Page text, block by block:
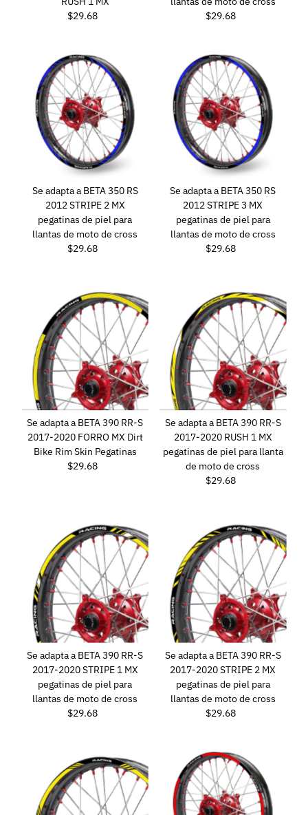
Precio
$29.68
Precio
$29.68
Se adapta a BETA 350 RS
2012 STRIPE 2 MX
pegatinas de piel para
llantas de moto de cross
Precio
$29.68
Se adapta a BETA 350 RS
2012 STRIPE 3 MX
pegatinas de piel para
llantas de moto de cross
Precio
$29.68
Se adapta a BETA 390 RR-S
2017-2020 FORRO MX Dirt
Bike Rim Skin Pegatinas
Precio
$29.68
Se adapta a BETA 390 RR-S
2017-2020 RUSH 1 MX
pegatinas de piel para llanta
de moto de cross
Precio
$29.68
Se adapta a BETA 390 RR-S
2017-2020 STRIPE 1 MX
pegatinas de piel para
llantas de moto de cross
Precio
$29.68
Se adapta a BETA 390 RR-S
2017-2020 STRIPE 2 MX
pegatinas de piel para
llantas de moto de cross
Precio
$29.68